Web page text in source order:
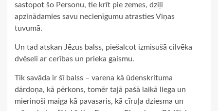
sastopot šo Personu, tie krīt pie zemes, dziļi
apzinādamies savu necienīgumu atrasties Viņas
tuvumā.
Un tad atskan Jēzus balss, piešalcot izmisušā cilvēka
dvēseli ar cerības un prieka gaismu.
Tik savāda ir šī balss – varena kā ūdenskrituma
dārdoņa, kā pērkons, tomēr tajā pašā laikā liega un
mierinoši maiga kā pavasaris, kā cīruļa dziesma un